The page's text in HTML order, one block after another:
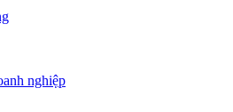
nghiệp